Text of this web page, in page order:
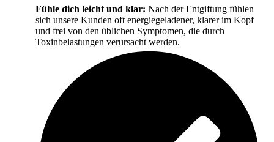
Fühle dich leicht und klar: Nach der Entgiftung fühlen
sich unsere Kunden oft energiegeladener, klarer im Kopf
und frei von den üblichen Symptomen, die durch
Toxinbelastungen verursacht werden.